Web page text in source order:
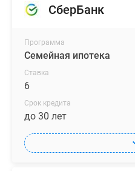
СберБанк
Программа
Семейная ипотека
Ставка
6
Срок кредита
до 30 лет